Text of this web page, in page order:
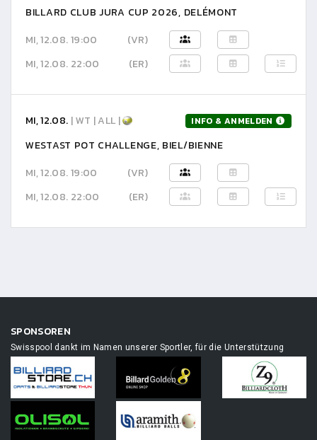
BILLARD CLUB JURA CUP 2026, DELÉMONT
MI, 12.08. 19:00
(VR)
MI, 12.08. 22:00
(ER)
MI, 12.08. | WT | ALL | INFO & ANMELDEN
WESTAST POT CHALLENGE, BIEL/BIENNE
MI, 12.08. 19:00
(VR)
MI, 12.08. 22:00
(ER)
SPONSOREN
Swisspool dankt im Namen unserer Sportler, für die Unterstützung